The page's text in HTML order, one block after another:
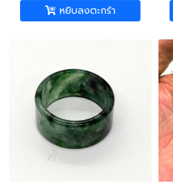
หยิบลงตะกร้า